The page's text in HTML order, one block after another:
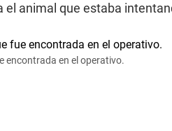
el animal que estaba
encontrada en el operativo.